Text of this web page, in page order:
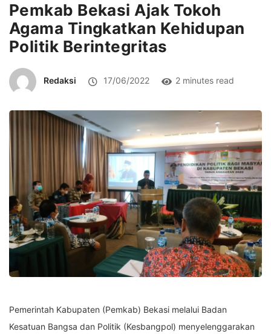
Pemkab Bekasi Ajak Tokoh
Agama Tingkatkan Kehidupan
Politik Berintegritas
Redaksi 17/06/2022 2 minutes read
Pemerintah Kabupaten (Pemkab) Bekasi melalui Badan
Kesatuan Bangsa dan Politik (Kesbangpol) menyelenggarakan